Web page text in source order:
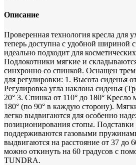
Описание
Проверенная технология кресла для
теперь доступна с удобной шириной
идеально подходит для
Подлокотники мягкие и
синхронно со спинкой. Оснащен
для регулировки: 1. Высота сиденья
Регулировка угла наклона сиденья
20° 3. Спинка от 110° до 180° Кресло
180° (по 90° в каждую сторону).
легко выдвигаются для особенно
позиционирования стопы. Подставки
поддерживаются газовыми
выдвигаются на расстояние от 37 до
можно откинуть на 60 градусов с
TUNDRA.